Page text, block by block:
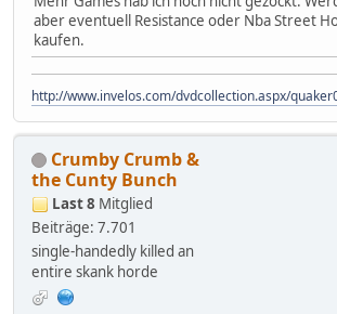
aber eventuell Resistance oder Nba Street
kaufen.
http://www.invelos.com/dvdcollection.aspx/
Crumby Crumb &
the Cunty Bunch
Last 8 Mitglied
Beiträge: 7.701
single-handedly killed an
entire skank horde